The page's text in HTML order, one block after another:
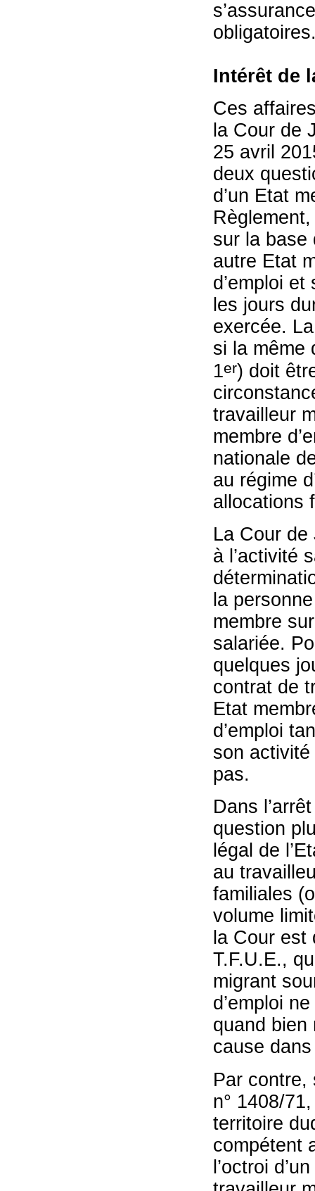
Intérêt de
Ces
la Cour de
25 avril
deux
d’un Etat
sur la base
autre Etat
d’emploi
les jours
exercée.
si la même
1er) doit
travailleur
membre
nationale
au régime
allocations
La Cour
à l’activité
la
membre
salariée.
quelques
contrat de
Etat
d’emploi
son activité
pas.
Dans
question
légal de
au
familiales
volume
la Cour est
T.F.U.E.,
migrant
d’emploi
quand bien
cause dans
Par contre,
n° 1408/
territoire
compétent
l’octroi